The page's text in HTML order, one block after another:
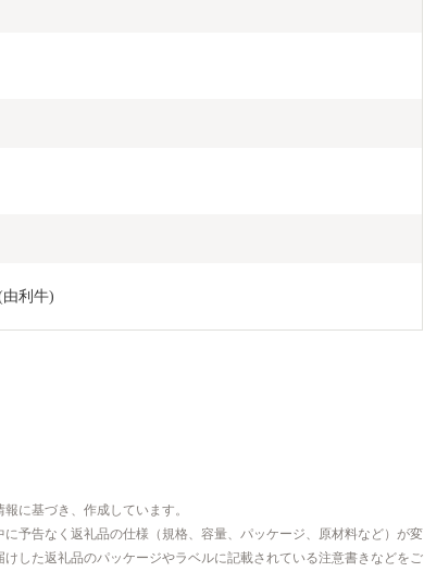
利牛)
に基づき、作成しています。
予告なく返礼品の仕様（規格、容量、パッケージ、原材料など）が変
した返礼品のパッケージやラベルに記載されている注意書きなどをご